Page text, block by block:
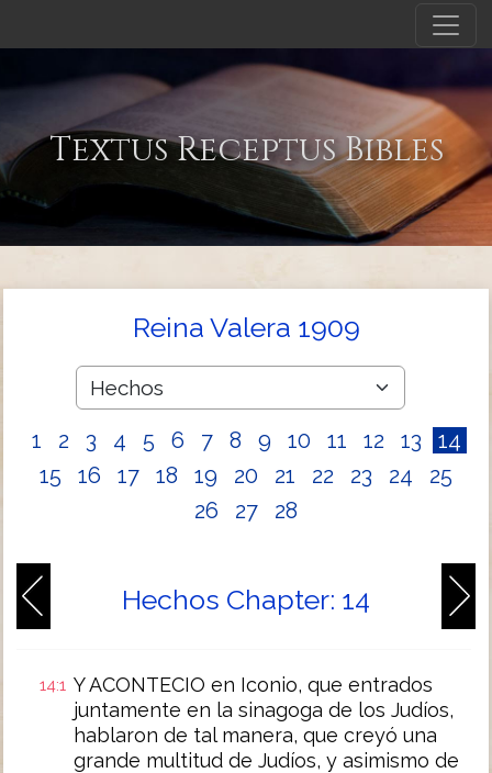
Textus Receptus Bibles
Reina Valera 1909
1 2 3 4 5 6 7 8 9 10 11 12 13
14
15
16 17 18 19 20 21 22 23 24
25
26
27 28
Hechos Chapter: 14
14:1 Y ACONTECIO en Iconio, que entrados
juntamente en la sinagoga de los Judíos,
hablaron de tal manera, que creyó una
grande multitud de Judíos, y asimismo de